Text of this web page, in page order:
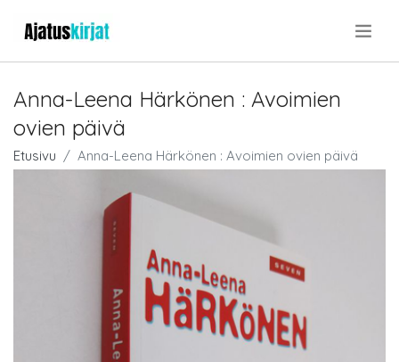
Anna-Leena Härkönen : Avoimien
ovien päivä
Etusivu Anna-Leena Härkönen : Avoimien ovien päivä